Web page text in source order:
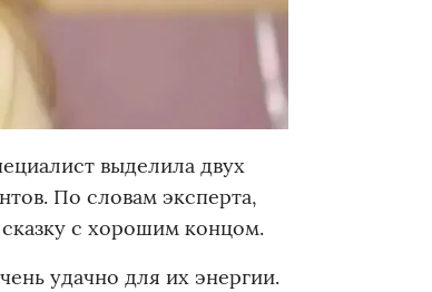
выделила двух
По словам эксперта,
с хорошим концом.
удачно для их энергии.